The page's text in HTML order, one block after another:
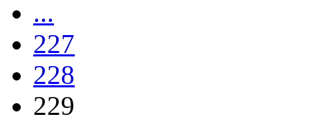
...
227
228
229